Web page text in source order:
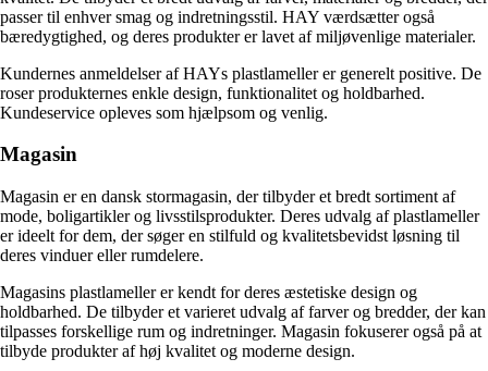
passer til enhver smag og indretningsstil. HAY værdsætter også
bæredygtighed, og deres produkter er lavet af miljøvenlige materialer.
Kundernes anmeldelser af HAYs plastlameller er generelt positive. De
roser produkternes enkle design, funktionalitet og holdbarhed.
Kundeservice opleves som hjælpsom og venlig.
Magasin
Magasin er en dansk stormagasin, der tilbyder et bredt sortiment af
mode, boligartikler og livsstilsprodukter. Deres udvalg af plastlameller
er ideelt for dem, der søger en stilfuld og kvalitetsbevidst løsning til
deres vinduer eller rumdelere.
Magasins plastlameller er kendt for deres æstetiske design og
holdbarhed. De tilbyder et varieret udvalg af farver og bredder, der kan
tilpasses forskellige rum og indretninger. Magasin fokuserer også på at
tilbyde produkter af høj kvalitet og moderne design.